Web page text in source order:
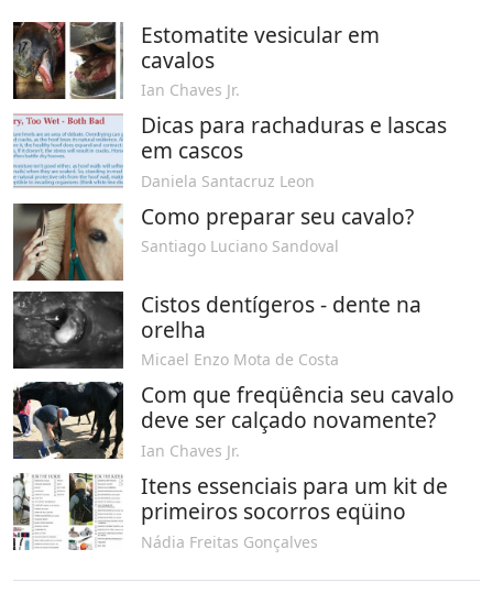
Estomatite vesicular em
cavalos
Ian Chaves Jr.
Dicas para rachaduras e lascas
em cascos
Daniela Santacruz Leon
Como preparar seu cavalo?
Santiago Luciano Sandoval
Cistos dentígeros - dente na
orelha
Micael Enzo Mota de Costa
Com que freqüência seu cavalo
deve ser calçado novamente?
Ian Chaves Jr.
Itens essenciais para um kit de
primeiros socorros eqüino
Nádia Freitas Gonçalves